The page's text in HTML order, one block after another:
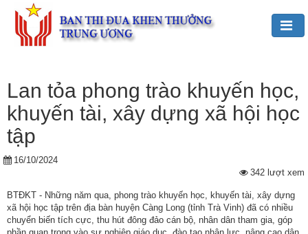
Bác
Hồ
với
TĐKT
Giới
chung
Hoạt
Lan tỏa phong trào khuyến học,
khuyến tài, xây dựng xã hội học
tập
16/10/2024
342 lượt xem
BTĐKT - Những năm qua, phong trào khuyến học, khuyến tài, xây dựng
xã hội học tập trên địa bàn huyện Càng Long (tỉnh Trà Vinh) đã có nhiều
chuyển biến tích cực, thu hút đông đảo cán bộ, nhân dân tham gia, góp